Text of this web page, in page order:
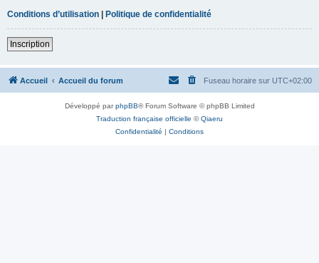
Conditions d’utilisation | Politique de confidentialité
Inscription
Accueil Accueil du forum Fuseau horaire sur UTC+02:00
Développé parphpBB® Forum Software © phpBB Limited
Traduction française officielle ©Qiaeru
Confidentialité | Conditions